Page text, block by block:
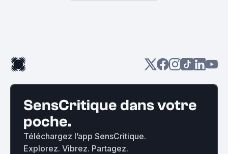
SensCritique dans votre
poche.
Téléchargez l’app SensCritique.
Explorez. Vibrez. Partagez.